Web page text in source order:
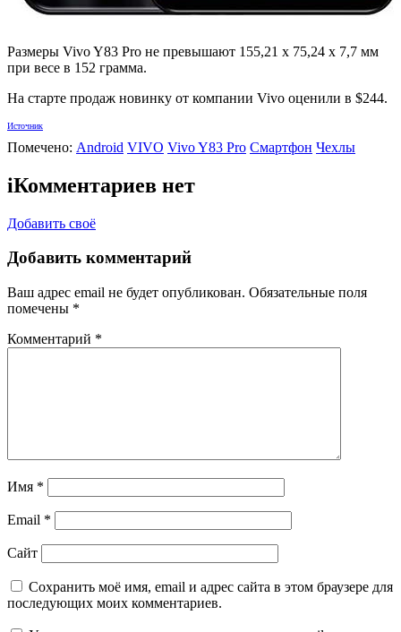
Размеры Vivo Y83 Pro не превышают 155,21 x 75,24 x 7,7 мм
при весе в 152 грамма.
На старте продаж новинку от компании Vivo оценили в $244.
Источник
Помечено: Android VIVO Vivo Y83 Pro Смартфон Чехлы
iКомментариев нет
Добавить своё
Добавить комментарий
Ваш адрес email не будет опубликован. Обязательные поля
помечены *
Комментарий *
Имя *
Email *
Сайт
Сохранить моё имя, email и адрес сайта в этом браузере для
последующих моих комментариев.